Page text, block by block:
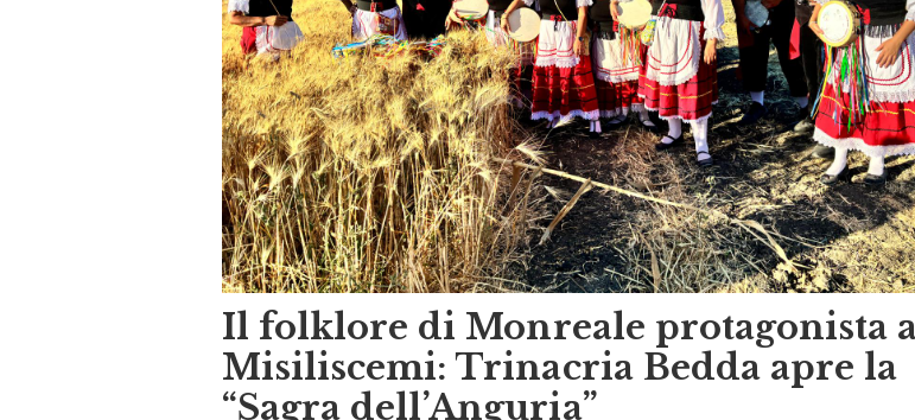
Il folklore di Monreale protagonista a
Misiliscemi: Trinacria Bedda apre la
“Sagra dell’Anguria”